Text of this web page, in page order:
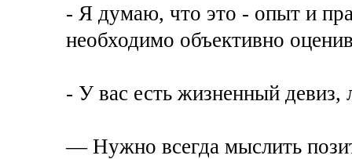
- Я думаю, что это - опыт и
необходимо объективно
- У вас есть жизненный девиз,
— Нужно всегда мыслить